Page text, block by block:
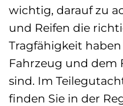
wichtig, darauf zu
und Reifen die
Tragfähigkeit
Fahrzeug und dem
sind. Im
finden Sie in der